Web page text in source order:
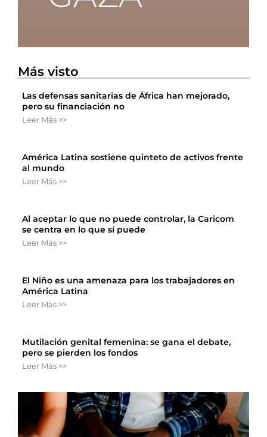
Más visto
Las defensas sanitarias de África han mejorado,
pero su financiación no
Leer Más >>
América Latina sostiene quinteto de activos frente
al mundo
Leer Más >>
Al aceptar lo que no puede controlar, la Caricom
se centra en lo que sí puede
Leer Más >>
El Niño es una amenaza para los trabajadores en
América Latina
Leer Más >>
Mutilación genital femenina: se gana el debate,
pero se pierden los fondos
Leer Más >>